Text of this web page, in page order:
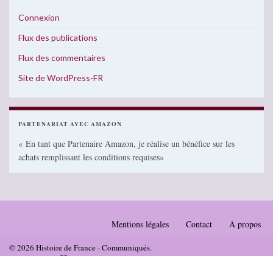
Connexion
Flux des publications
Flux des commentaires
Site de WordPress-FR
PARTENARIAT AVEC AMAZON
« En tant que Partenaire Amazon, je réalise un bénéfice sur les
achats remplissant les conditions requises»
Mentions légales Contact A propos
© 2026 Histoire de France - Communiqués.